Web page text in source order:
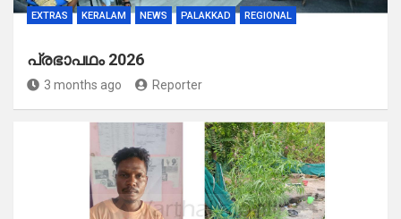
EXTRAS KERALAM NEWS PALAKKAD REGIONAL
പ്രഭാപഥം 2026
3 months ago Reporter